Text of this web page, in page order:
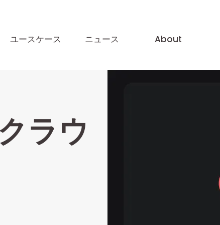
ユースケース ニュース About
ラウ